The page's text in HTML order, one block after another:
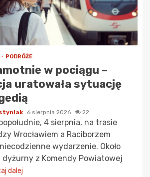
PODRÓŻE
w pociągu –
uratowała sytuację
6 sierpnia 2026 22
4 sierpnia, na trasie
Wrocławiem a Raciborzem
wydarzenie. Około
dyżurny z Komendy Powiatowej
dalej